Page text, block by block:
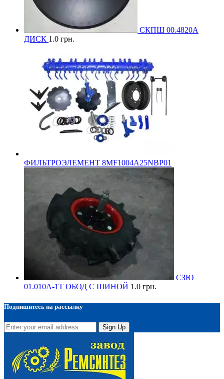
СКПШ 00.4820А
ДИСК 1.0 грн.
ФИЛЬТРОЭЛЕМЕНТ 8MF1004A25NBP01
СЗЮ
01.010А-1Т ОБОД С ШИНОЙ 1.0 грн.
Подпишитесь на рассылку
Sign Up